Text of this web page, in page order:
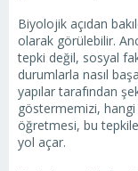
Biyolojik açıdan
olarak görülebilir.
tepki değil, sosyal
durumlarla nasıl
yapılar tarafından
göstermemizi,
öğretmesi, bu
yol açar.